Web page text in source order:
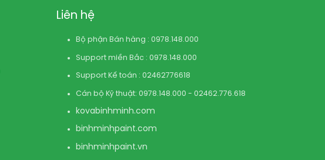
Liên hệ
Bộ phận Bán hàng : 0978.148.000
Support miền Bắc : 0978.148.000
Support Kế toán : 02462776618
Cán bộ Kỹ thuật: 0978.148.000 - 02462.776.618
kovabinhminh.com
binhminhpaint.com
binhminhpaint.vn